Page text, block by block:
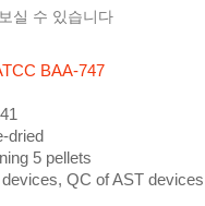
실 수 있습니다
BAA-747
dried
5 pellets
QC of AST devices